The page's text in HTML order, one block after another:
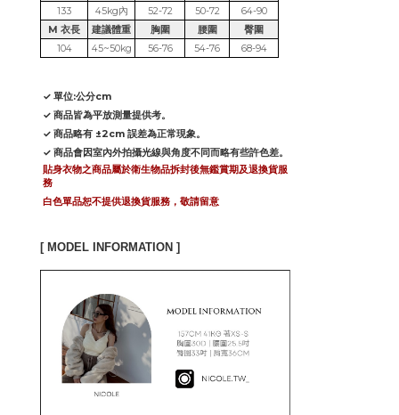
133
45kg內 52-72 50-72
64-90
M 衣長
建議體重 胸圍 腰圍
臀圍
104
45~50kg 56-76 54-76 68-94
✓ 單位:公分cm
✓ 商品皆為平放測量提供考。
✓ 商品略有 ±2cm 誤差為正常現象。
✓ 商品會因室內外拍攝光線與角度不同而略有些許色差。
貼身衣物之商品屬於衛生物品拆封後無鑑賞期及退換貨服
務
白色單品恕不提供退換貨服務，敬請留意
[ MODEL INFORMATION ]